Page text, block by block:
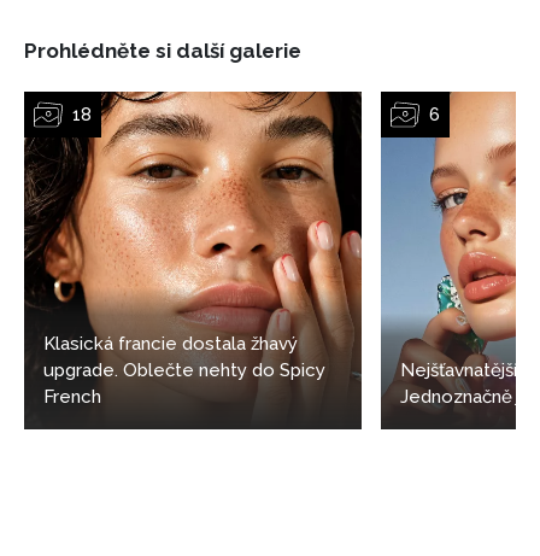
Prohlédněte si další galerie
Klasická francie dostala žhavý
upgrade. Oblečte nehty do Spicy
French
Nejšťavnatější
Jednoznačně